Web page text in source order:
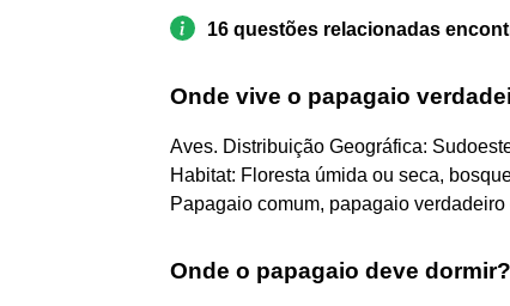
16 questões relacionadas
Onde vive o papagaio
Aves. Distribuição Geográfica:
Habitat: Floresta úmida ou seca,
Papagaio comum, papagaio verdadeiro
Onde o papagaio deve dormir?